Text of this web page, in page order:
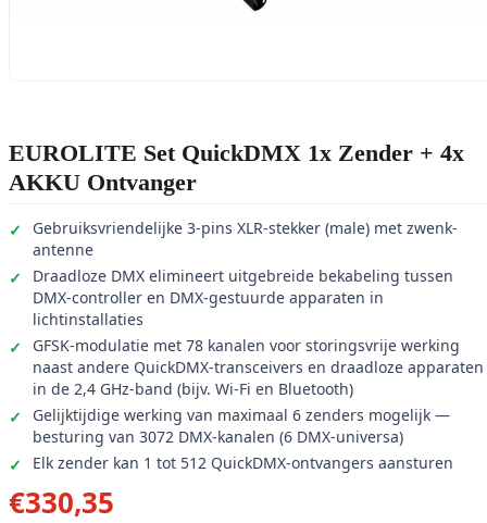
EUROLITE Set QuickDMX 1x Zender + 4x
AKKU Ontvanger
Gebruiksvriendelijke 3-pins XLR-stekker (male) met zwenk-
antenne
Draadloze DMX elimineert uitgebreide bekabeling tussen
DMX-controller en DMX-gestuurde apparaten in
lichtinstallaties
GFSK-modulatie met 78 kanalen voor storingsvrije werking
naast andere QuickDMX-transceivers en draadloze apparaten
in de 2,4 GHz-band (bijv. Wi-Fi en Bluetooth)
Gelijktijdige werking van maximaal 6 zenders mogelijk —
besturing van 3072 DMX-kanalen (6 DMX-universa)
Elk zender kan 1 tot 512 QuickDMX-ontvangers aansturen
€330,35